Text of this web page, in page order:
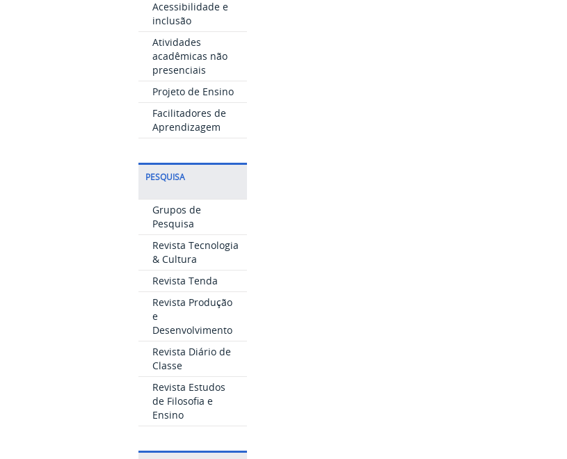
Acessibilidade e
inclusão
Atividades
acadêmicas não
presenciais
Projeto de Ensino
Facilitadores de
Aprendizagem
PESQUISA
Grupos de
Pesquisa
Revista Tecnologia
& Cultura
Revista Tenda
Revista Produção
e
Desenvolvimento
Revista Diário de
Classe
Revista Estudos
de Filosofia e
Ensino